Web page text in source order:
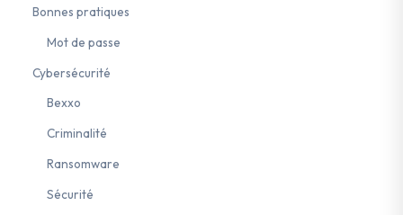
Bonnes pratiques
Mot de passe
Cybersécurité
Bexxo
Criminalité
Ransomware
Sécurité